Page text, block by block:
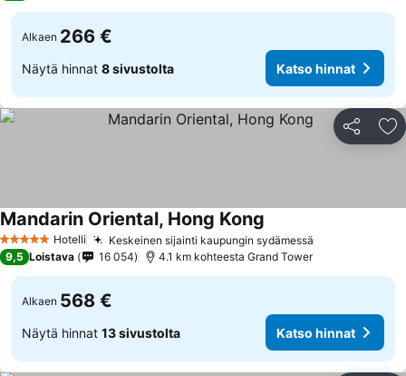
Alkaen 266 €
Näytä hinnat 8 sivustolta Katso hinnat
Jaa
5 Tähtiluokitus
Hotelli Keskeinen sijainti kaupungin sydämessä
Mandarin Oriental, Hong Kong
9,5 Loistava 16 054 4.1 km kohteesta Grand Tower
Alkaen 568 €
Näytä hinnat 13 sivustolta Katso hinnat